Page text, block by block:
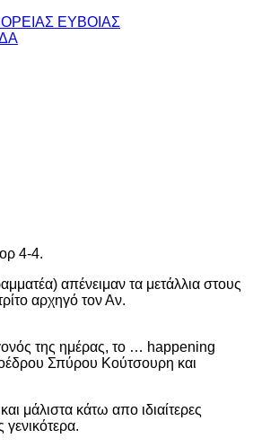
ΕΥΒΟΙΑΣ
4-4.
απένειμαν τα μετάλλια στους
αρχηγό τον Αν.
της ημέρας, το … happening
Σπύρου Κούτσουρη και
μάλιστα κάτω απο ιδιαίτερες